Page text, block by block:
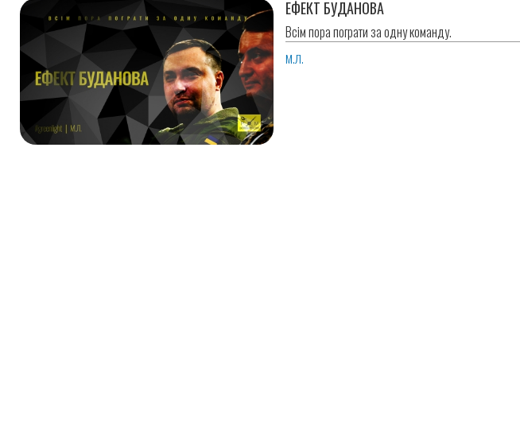
ЕФЕКТ БУДАНОВА
Всім пора пограти за одну команду.
М.Л.